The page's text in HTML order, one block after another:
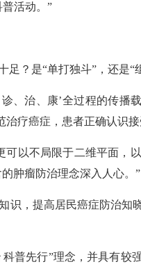
活动。”
？是“单打独斗”，还是“
、治、康’全过程的传播
疗癌症，患者正确认识
以不局限于二维平面，
肿瘤防治理念深入人心。”
识，提高居民癌症防治知
普先行”理念，并具有较